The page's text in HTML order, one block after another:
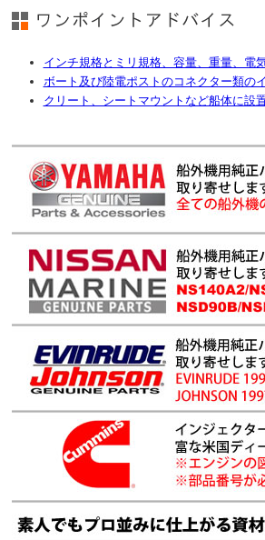
インチ規格とミリ規格、容量、重量、電
ボート及び陸電ポストのコネクター類の
クリート、シートマウントなど船体に設